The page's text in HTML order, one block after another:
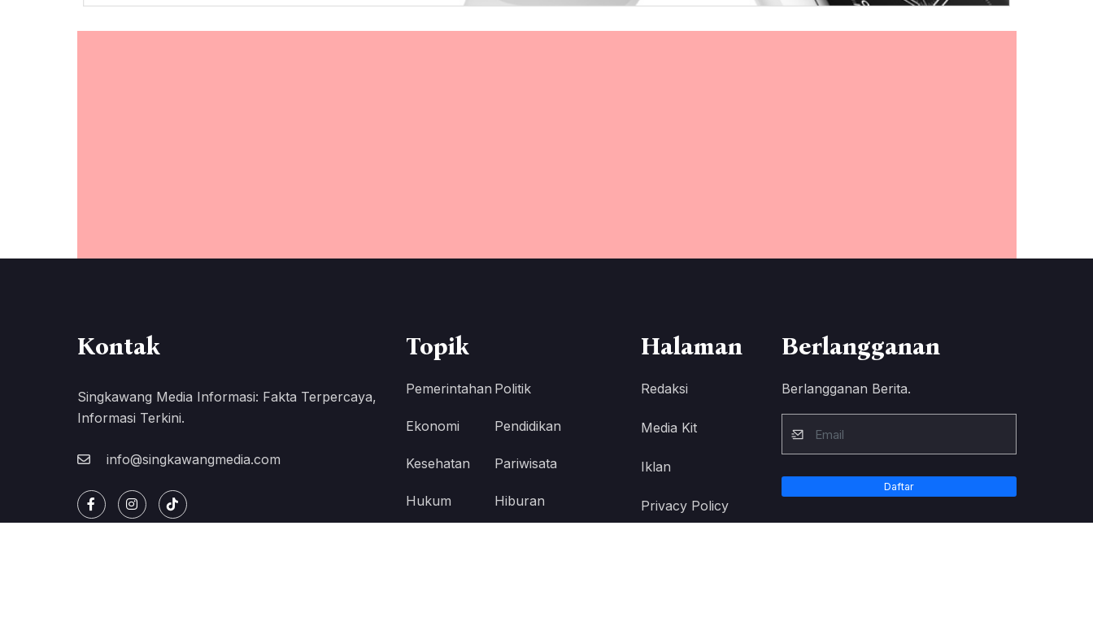
Kontak
Singkawang Media Informasi: Fakta Terpercaya,
Informasi Terkini.
info@singkawangmedia.com
Topik
Pemerintahan Politik
Ekonomi Pendidikan
Kesehatan Pariwisata
Hukum Hiburan
Halaman
Redaksi
Media Kit
Iklan
Privacy Policy
Berlangganan
Berlangganan Berita.
Daftar